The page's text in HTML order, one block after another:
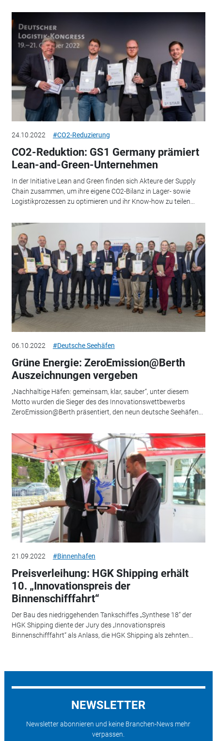
24.10.2022 #CO2-Reduzierung
CO2-Reduktion: GS1 Germany prämiert
Lean-and-Green-Unternehmen
In der Initiative Lean and Green finden sich Akteure der Supply
Chain zusammen, um ihre eigene CO2-Bilanz in Lager- sowie
Logistikprozessen zu optimieren und ihr Know-how zu teilen...
06.10.2022 #Deutsche Seehäfen
Grüne Energie: ZeroEmission@Berth
Auszeichnungen vergeben
„Nachhaltige Häfen: gemeinsam, klar, sauber“, unter diesem
Motto wurden die Sieger des des Innovationswettbewerbs
ZeroEmission@Berth präsentiert, den neun deutsche Seehäfen...
21.09.2022 #Binnenhafen
Preisverleihung: HGK Shipping erhält
10. „Innovationspreis der
Binnenschifffahrt“
Der Bau des niedriggehenden Tankschiffes „Synthese 18“ der
HGK Shipping diente der Jury des „Innovationspreis
Binnenschifffahrt“ als Anlass, die HGK Shipping als zehnten...
NEWSLETTER
Newsletter abonnieren und keine Branchen-News mehr
verpassen.